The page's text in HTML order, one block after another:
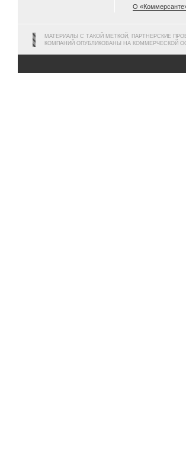
О
МАТЕРИАЛЫ С ТАКОЙ МЕТКОЙ, ПАРТНЕРСКИЕ
КОМПАНИЙ ОПУБЛИКОВАНЫ НА КОММЕРЧЕСКОЙ